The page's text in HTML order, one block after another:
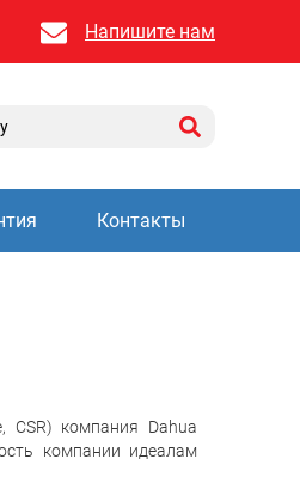
Напишите нам
Контакты
CSR) компания Dahua
компании идеалам